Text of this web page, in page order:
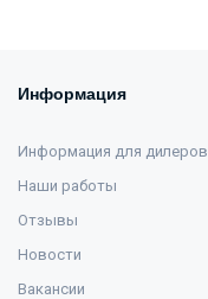
Информация
Информация для дилеров
Наши работы
Отзывы
Новости
Вакансии